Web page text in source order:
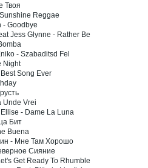
Твоя
Reggae
- Goodbye
Jess Glynne - Rather Be
- Szabaditsd Fel
Night
Song Ever
Unde Vrei
- Dame La Luna
Бит
Buena
- Мне Там Хорошо
Сияние
Get Ready To Rhumble